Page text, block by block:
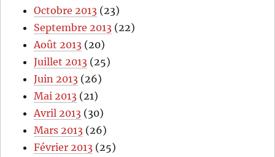
Octobre 2013 (23)
Septembre 2013 (22)
Août 2013 (20)
Juillet 2013 (25)
Juin 2013 (26)
Mai 2013 (21)
Avril 2013 (30)
Mars 2013 (26)
Février 2013 (25)